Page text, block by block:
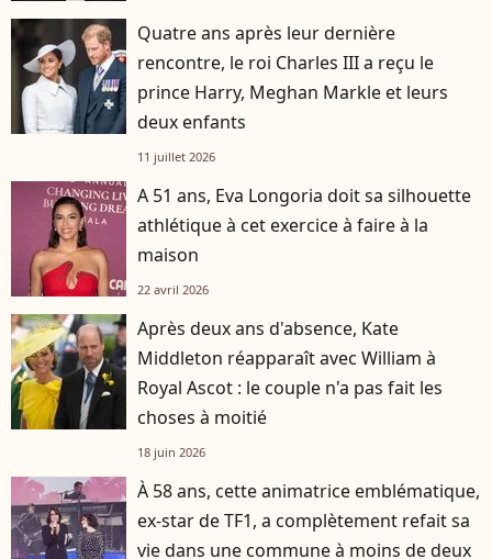
Quatre ans après leur dernière
rencontre, le roi Charles III a reçu le
prince Harry, Meghan Markle et leurs
deux enfants
11 juillet 2026
A 51 ans, Eva Longoria doit sa silhouette
athlétique à cet exercice à faire à la
maison
22 avril 2026
Après deux ans d'absence, Kate
Middleton réapparaît avec William à
Royal Ascot : le couple n'a pas fait les
choses à moitié
18 juin 2026
À 58 ans, cette animatrice emblématique,
ex-star de TF1, a complètement refait sa
vie dans une commune à moins de deux